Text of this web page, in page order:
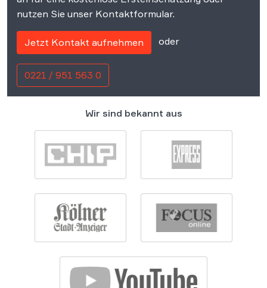
nutzen Sie unser Kontaktformular.
Jetzt Kontakt aufnehmen oder
0221 / 951 563 0
Wir sind bekannt aus